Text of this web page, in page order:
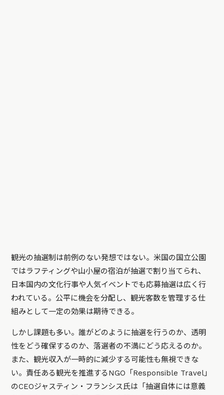
観光の抽選制は前例のない発想ではない。米国の国立公園
ではラフティングや山小屋の宿泊が抽選で割り当てられ、
日本国内の文化行事や人気イベントでも応募抽選は広く行
われている。公平に機会を分配し、観光客数を管理する仕
組みとして一定の効果は期待できる。
しかし課題も多い。誰がどのように抽選を行うのか、透明
性をどう確保するのか、落選者の不満にどう応えるのか。
また、観光収入が一時的に減少する可能性も無視できな
い。責任ある観光を推進するNGO「Responsible Travel」
のCEOジャスティン・フランシス氏は 「抽選自体には意義